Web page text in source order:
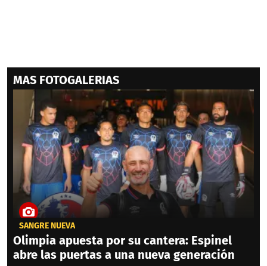
MAS FOTOGALERIAS
SANGRE NUEVA
Olimpia apuesta por su cantera: Espinel
abre las puertas a una nueva generación